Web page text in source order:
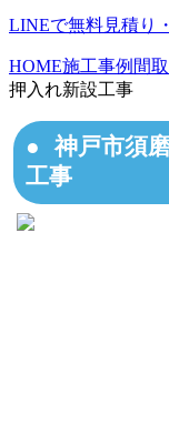
LINEで無料見積り
HOME施工事例 間
押入れ新設工事
神戸市須
工事